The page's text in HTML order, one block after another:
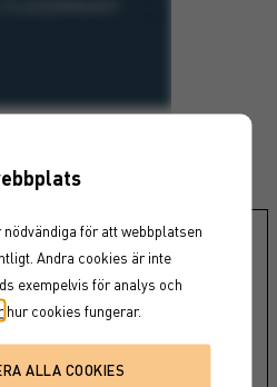
och utmärkelser
för att webbplatsen
Andra cookies är inte
exempelvis för analys och
hur cookies fungerar.